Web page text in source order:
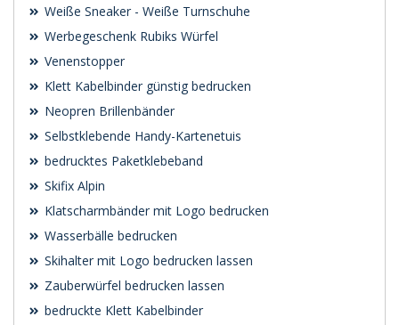
Weiße Sneaker - Weiße Turnschuhe
Werbegeschenk Rubiks Würfel
Venenstopper
Klett Kabelbinder günstig bedrucken
Neopren Brillenbänder
Selbstklebende Handy-Kartenetuis
bedrucktes Paketklebeband
Skifix Alpin
Klatscharmbänder mit Logo bedrucken
Wasserbälle bedrucken
Skihalter mit Logo bedrucken lassen
Zauberwürfel bedrucken lassen
bedruckte Klett Kabelbinder